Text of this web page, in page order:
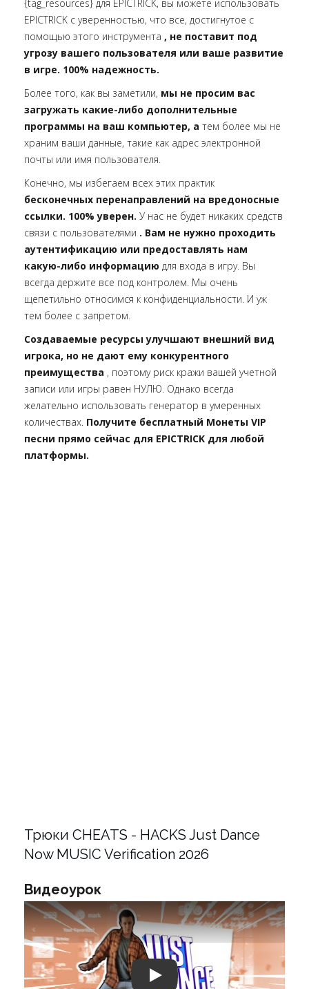
{tag_resources} для EPICTRICK, вы можете использовать
EPICTRICK с уверенностью, что все, достигнутое с
помощью этого инструмента , не поставит под
угрозу вашего пользователя или ваше развитие
в игре. 100% надежность.
Более того, как вы заметили, мы не просим вас
загружать какие-либо дополнительные
программы на ваш компьютер, а тем более мы не
храним ваши данные, такие как адрес электронной
почты или имя пользователя.
Конечно, мы избегаем всех этих практик
бесконечных перенаправлений на вредоносные
ссылки. 100% уверен. У нас не будет никаких средств
связи с пользователями . Вам не нужно проходить
аутентификацию или предоставлять нам
какую-либо информацию для входа в игру. Вы
всегда держите все под контролем. Мы очень
щепетильно относимся к конфиденциальности. И уж
тем более с запретом.
Создаваемые ресурсы улучшают внешний вид
игрока, но не дают ему конкурентного
преимущества , поэтому риск кражи вашей учетной
записи или игры равен НУЛЮ. Однако всегда
желательно использовать генератор в умеренных
количествах. Получите бесплатный Монеты VIP
песни прямо сейчас для EPICTRICK для любой
платформы.
Трюки CHEATS - HACKS Just Dance
Now MUSIC Verification 2026
Видеоурок
Play: Keynote (Google I/O '18)